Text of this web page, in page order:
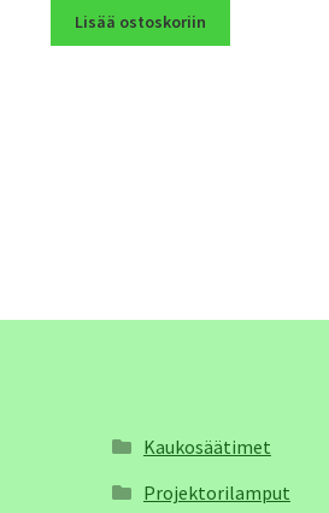
Lisää ostoskoriin
Kaukosäätimet
Projektorilamput